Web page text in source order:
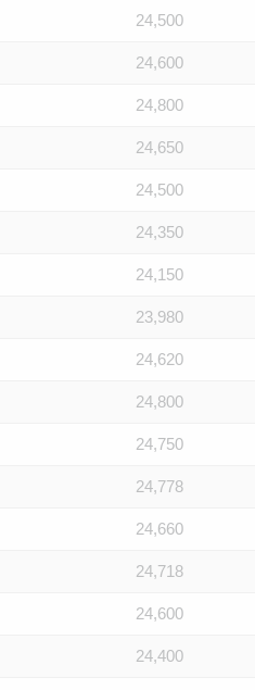
24,500
24,600
24,800
24,650
24,500
24,350
24,150
23,980
24,620
24,800
24,750
24,778
24,660
24,718
24,600
24,400